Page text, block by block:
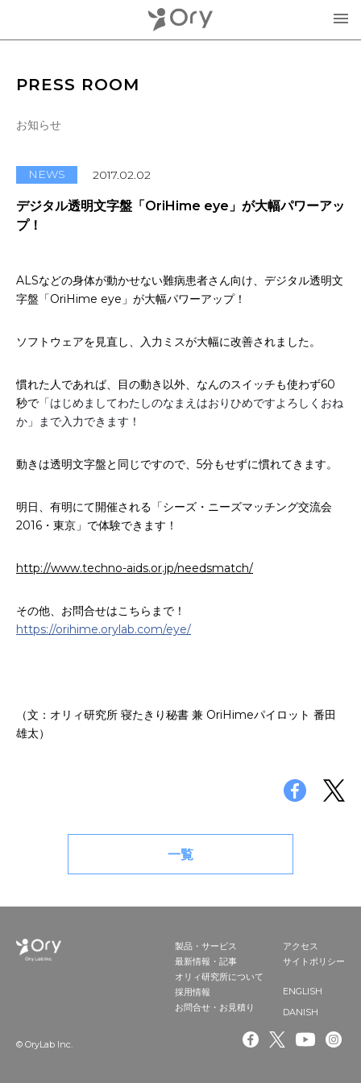
分身ロボットOriHime
意思伝達装置
OriHimeを活用したイベント企画
人材紹介FLEMEE
オリィ研究所について
ミッション
メンバー紹介
会社概要
アクセス
採用情報
アクセス
PRESS ROOM
お知らせ
NEWS 2017.02.02
デジタル透明文字盤「OriHime eye」が大幅パワーアッ
プ！
ALSなどの身体が動かせない難病患者さん向け、デジタル透明文
字盤「OriHime eye」が大幅パワーアップ！
ソフトウェアを見直し、入力ミスが大幅に改善されました。
慣れた人であれば、目の動き以外、なんのスイッチも使わず60
秒で 「はじめましてわたしのなまえはおりひめですよろしくおね
か」まで入力できます！
動きは透明文字盤と同じですので、5分もせずに慣れてきます。
明日、有明にて開催される「シーズ・ニーズマッチング交流会
2016・東京」で体験できます！
http://www.techno-aids.or.jp/needsmatch/
その他、お問合せはこちらまで！
https://orihime.orylab.com/eye/
（文：オリィ研究所 寝たきり秘書 兼 OriHimeパイロット 番田
雄太）
一覧
製品・サービス
最新情報・記事
オリィ研究所について
採用情報
お問合せ・お見積り
アクセス
サイトポリシー
ENGLISH
DANISH
© OryLab Inc.